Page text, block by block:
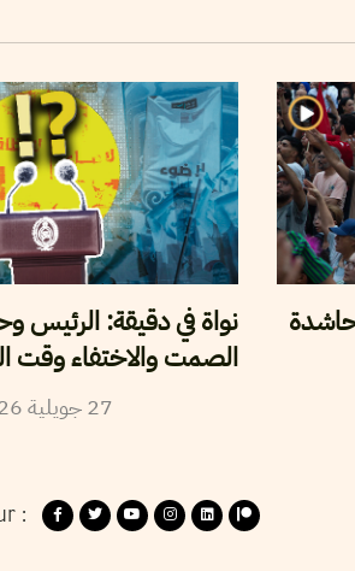
نواة في دقيقة: الرئيس
الصمت والاختفاء وقت
27جويلية
: